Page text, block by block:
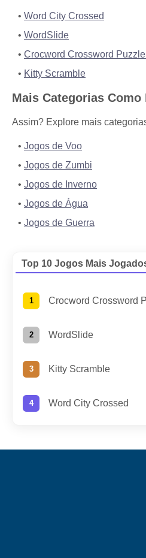
Word City Crossed
WordSlide
Crocword Crossword
Kitty Scramble
Mais Categorias Como
Assim? Explore mais
Jogos de Voo
Jogos de Zumbi
Jogos de Inverno
Jogos de Água
Jogos de Guerra
Top 10 Jogos Mais
Crocword Crossword
WordSlide
Kitty Scramble
Word City Crossed